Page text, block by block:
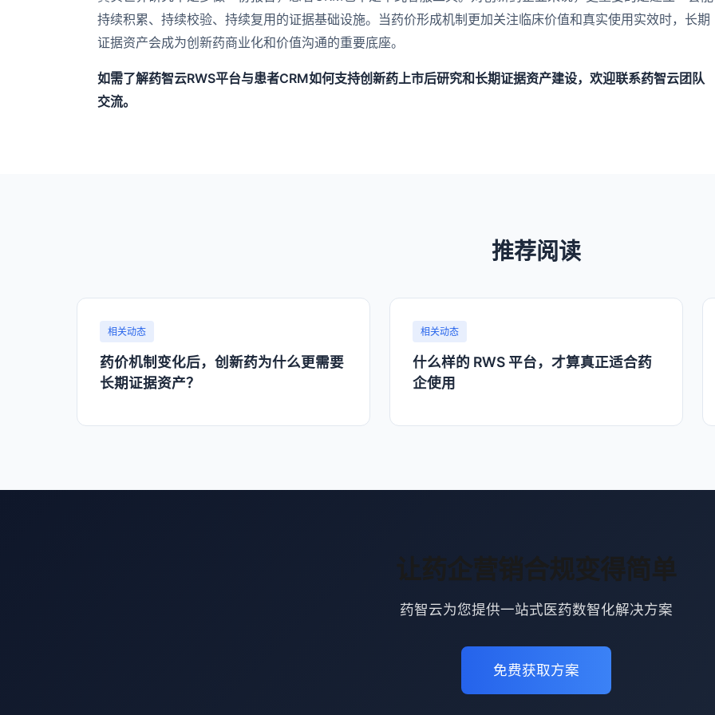
持续积累、持续校验、持续复用的证据基础设施。当药价形成机制更加关注临床价值和真实使用实效时，长期
证据资产会成为创新药商业化和价值沟通的重要底座。
如需了解药智云RWS平台与患者CRM如何支持创新药上市后研究和长期证据资产建设，欢迎联系药智云团队
交流。
推荐阅读
相关动态
药价机制变化后，创新药为什么更需要
长期证据资产？
相关动态
什么样的 RWS 平台，才算真正适合药
企使用
让药企营销合规变得简单
药智云为您提供一站式医药数智化解决方案
免费获取方案